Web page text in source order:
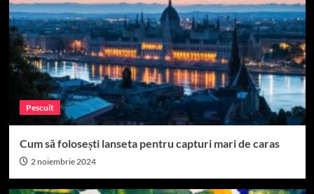
Pescuit
Cum să folosești lanseta pentru capturi mari de caras
2 noiembrie 2024